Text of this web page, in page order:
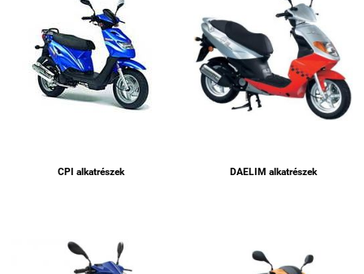
CPI alkatrészek DAELIM alkatrészek